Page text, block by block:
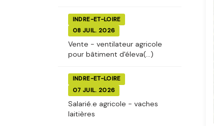
INDRE-ET-LOIRE
08 JUIL. 2026
Vente - ventilateur agricole
pour bâtiment d'éleva(...)
INDRE-ET-LOIRE
07 JUIL. 2026
Salarié.e agricole - vaches
laitières